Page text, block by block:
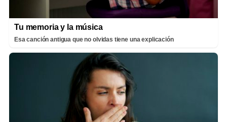
Tu memoria y la música
Esa canción antigua que no olvidas tiene una explicación